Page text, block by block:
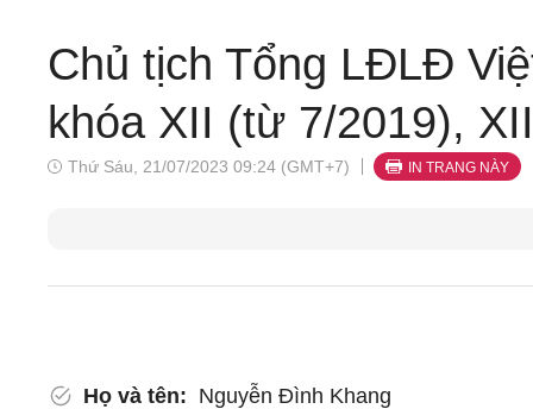
Chủ tịch Tổng LĐLĐ
khóa XII (từ 7/2019),
Thứ Sáu, 21/07/2023 09:24 (GMT+7) IN TRANG NÀY
Họ và tên: Nguyễn Đình Khang